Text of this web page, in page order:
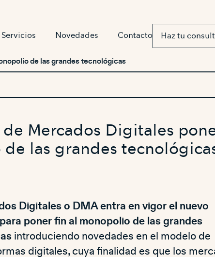
Servicios Novedades Contacto Haz tu
de las grandes tecnológicas
de Mercados Digitales
las grandes
Digitales o DMA entra en vigor el nuevo
poner fin al monopolio de las grandes
introduciendo novedades en el modelo de
digitales, cuya finalidad es que los